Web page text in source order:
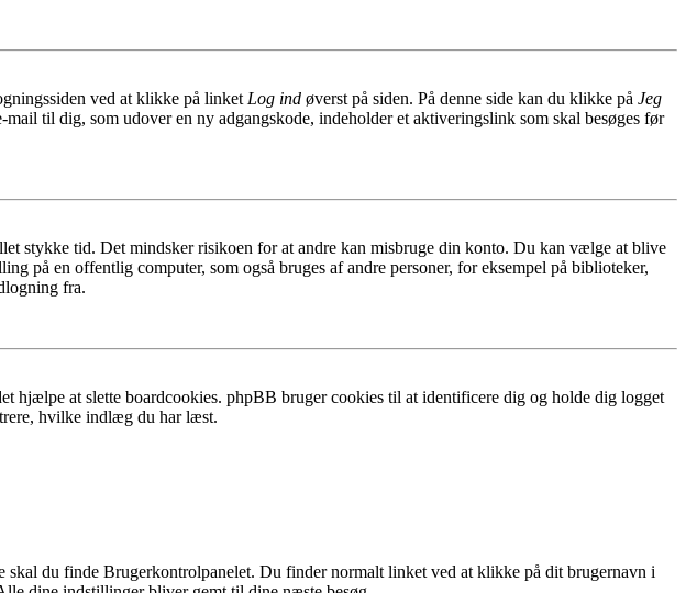
ved at klikke på linket Log ind øverst på siden. På denne side kan du klikke på Jeg
til dig, som udover en ny adgangskode, indeholder et aktiveringslink som skal besøges før
stykke tid. Det mindsker risikoen for at andre kan misbruge din konto. Du kan vælge at blive
på en offentlig computer, som også bruges af andre personer, for eksempel på biblioteker,
fra.
hjælpe at slette boardcookies. phpBB bruger cookies til at identificere dig og holde dig logget
hvilke indlæg du har læst.
du finde Brugerkontrolpanelet. Du finder normalt linket ved at klikke på dit brugernavn i